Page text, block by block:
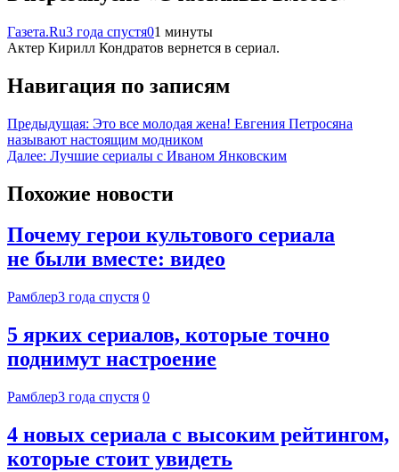
Газета.Ru3 года спустя01 минуты
Актер Кирилл Кондратов вернется в сериал.
Навигация по записям
Предыдущая: Это все молодая жена! Евгения Петросяна
называют настоящим модником
Далее: Лучшие сериалы с Иваном Янковским
Похожие новости
Почему герои культового сериала
не были вместе: видео
Рамблер3 года спустя 0
5 ярких сериалов, которые точно
поднимут настроение
Рамблер3 года спустя 0
4 новых сериала с высоким рейтингом,
которые стоит увидеть